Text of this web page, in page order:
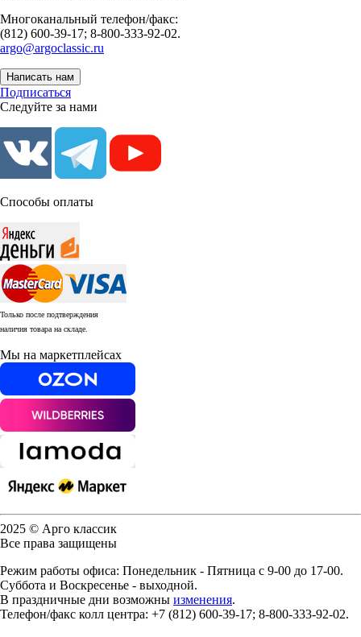
Многоканальный телефон/факс:
(812) 600-39-17; 8-800-333-92-02.
argo@argoclassic.ru
Написать нам
Подписаться
Следуйте за нами
Способы оплаты
Только после подтверждения
наличия товара на складе.
Мы на маркетплейсах
2025 © Арго классик
Все права защищены
Режим работы офиса: Понедельник - Пятница с 9-00 до 17-00.
Суббота и Воскресенье - выходной.
В праздничные дни возможны изменения.
Телефон/факс колл центра: +7 (812) 600-39-17; 8-800-333-92-02.